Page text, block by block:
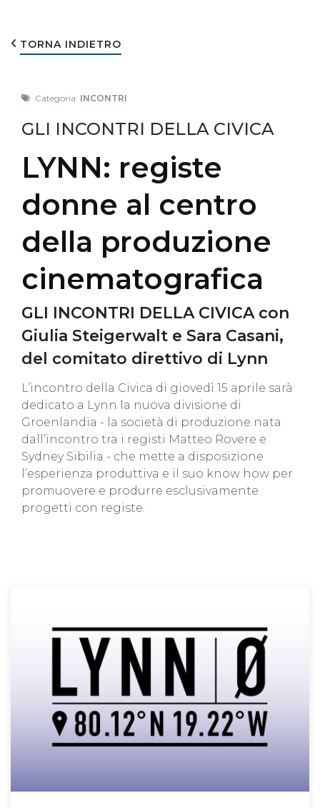
TORNA INDIETRO
Categoria: INCONTRI
GLI INCONTRI DELLA CIVICA
LYNN: registe
donne al centro
della produzione
cinematografica
GLI INCONTRI DELLA CIVICA con
Giulia Steigerwalt e Sara Casani,
del comitato direttivo di Lynn
L’incontro della Civica di giovedì 15 aprile sarà
dedicato a Lynn la nuova divisione di
Groenlandia - la società di produzione nata
dall’incontro tra i registi Matteo Rovere e
Sydney Sibilia - che mette a disposizione
l’esperienza produttiva e il suo know how per
promuovere e produrre esclusivamente
progetti con registe.